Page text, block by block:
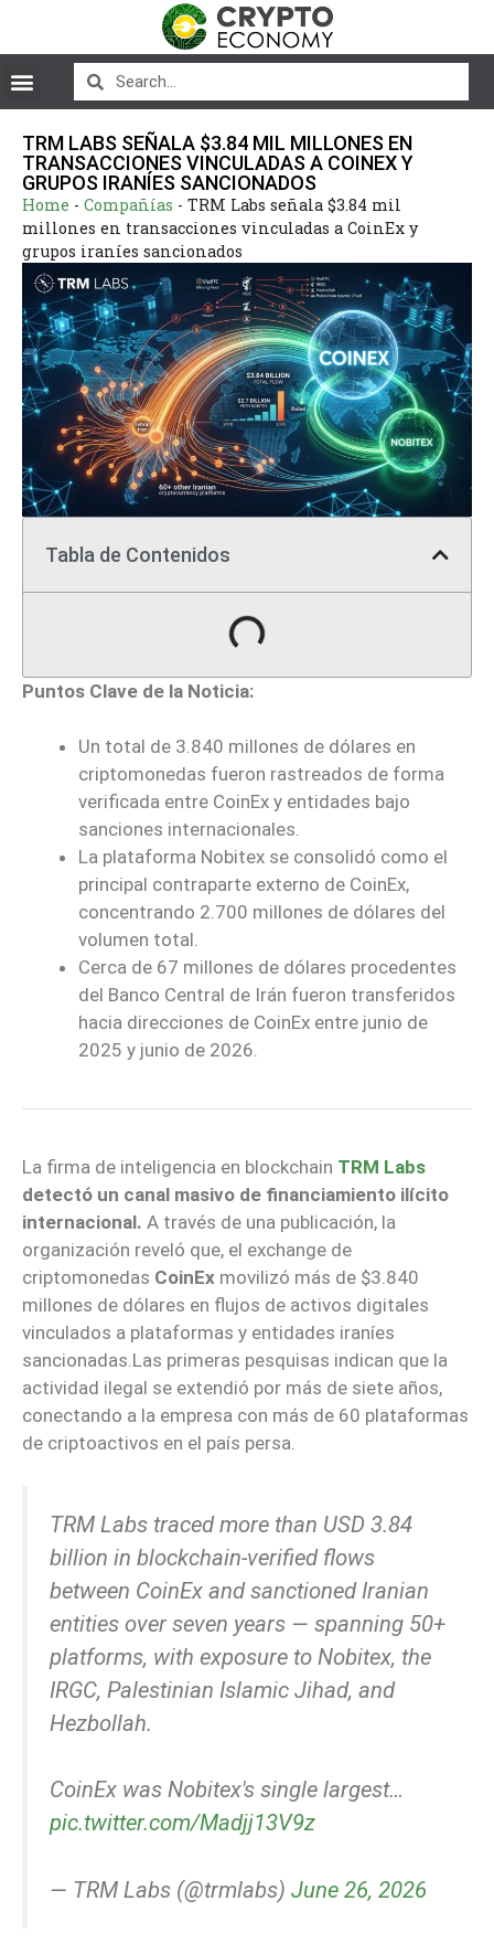
TRM LABS SEÑALA $3.84 MIL MILLONES EN
TRANSACCIONES VINCULADAS A COINEX Y
GRUPOS IRANÍES SANCIONADOS
Home - Compañías - TRM Labs señala $3.84 mil
millones en transacciones vinculadas a CoinEx y
grupos iraníes sancionados
Tabla de Contenidos
Puntos Clave de la Noticia:
Un total de 3.840 millones de dólares en
criptomonedas fueron rastreados de forma
verificada entre CoinEx y entidades bajo
sanciones internacionales.
La plataforma Nobitex se consolidó como el
principal contraparte externo de CoinEx,
concentrando 2.700 millones de dólares del
volumen total.
Cerca de 67 millones de dólares procedentes
del Banco Central de Irán fueron transferidos
hacia direcciones de CoinEx entre junio de
2025 y junio de 2026.
La firma de inteligencia en blockchain TRM Labs
detectó un canal masivo de financiamiento ilícito
internacional. A través de una publicación, la
organización reveló que, el exchange de
criptomonedas CoinEx movilizó más de $3.840
millones de dólares en flujos de activos digitales
vinculados a plataformas y entidades iraníes
sancionadas.Las primeras pesquisas indican que la
actividad ilegal se extendió por más de siete años,
conectando a la empresa con más de 60 plataformas
de criptoactivos en el país persa.
TRM Labs traced more than USD 3.84
billion in blockchain-verified flows
between CoinEx and sanctioned Iranian
entities over seven years — spanning 50+
platforms, with exposure to Nobitex, the
IRGC, Palestinian Islamic Jihad, and
Hezbollah.
CoinEx was Nobitex's single largest…
pic.twitter.com/Madjj13V9z
— TRM Labs (@trmlabs) June 26, 2026